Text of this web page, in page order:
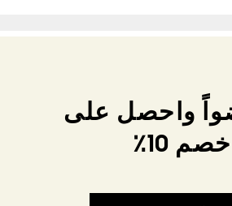
واحصل على
خصم 10٪